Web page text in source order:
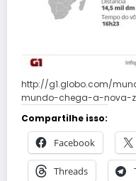
http://g1.globo.com/
mundo-chega-a-nova-
Compartilhe isso:
Facebook
Threads